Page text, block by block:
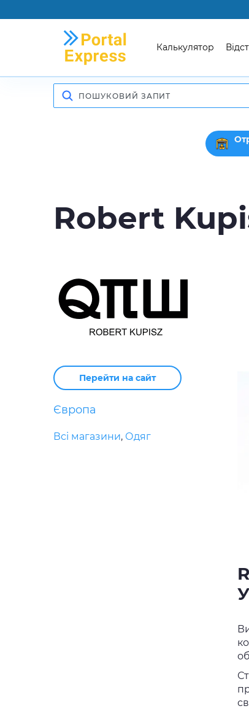
Калькулятор
Robert
Перейти на сайт
Європа
Всі магазини, Одяг